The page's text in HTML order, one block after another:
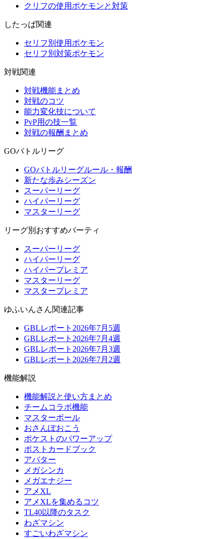
クリフの使用ポケモンと対策
したっぱ関連
セリフ別使用ポケモン
セリフ別対策ポケモン
対戦関連
対戦機能まとめ
対戦のコツ
能力変化技について
PvP用の技一覧
対戦の報酬まとめ
GOバトルリーグ
GOバトルリーグルール・報酬
新たな歩みシーズン
スーパーリーグ
ハイパーリーグ
マスターリーグ
リーグ別おすすめパーティ
スーパーリーグ
ハイパーリーグ
ハイパープレミア
マスターリーグ
マスタープレミア
ゆふいんさん関連記事
GBLレポート2026年7月5週
GBLレポート2026年7月4週
GBLレポート2026年7月3週
GBLレポート2026年7月2週
機能解説
機能解説と使い方まとめ
チームコラボ機能
マスターボール
おさんぽおこう
ポケストのパワーアップ
ポストカードブック
アバター
メガシンカ
メガエナジー
アメXL
アメXLを集めるコツ
TL40以降のタスク
わざマシン
すごいわざマシン